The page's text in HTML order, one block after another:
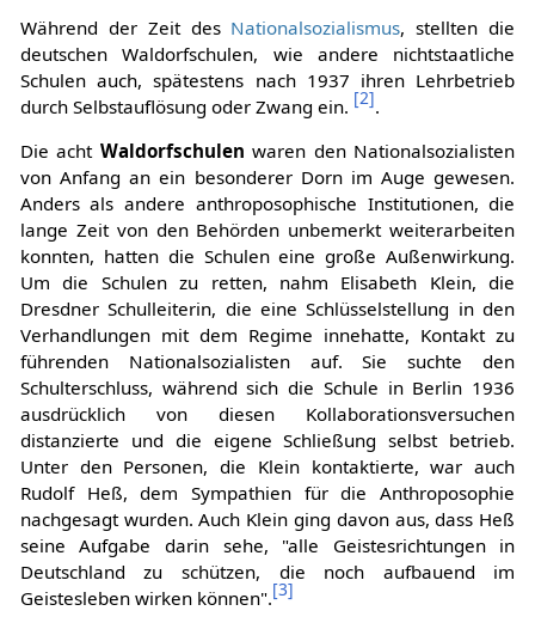
Während der Zeit des Nationalsozialismus, stellten die
deutschen Waldorfschulen, wie andere nichtstaatliche
Schulen auch, spätestens nach 1937 ihren Lehrbetrieb
durch Selbstauflösung oder Zwang ein. [2].
Die acht Waldorfschulen waren den Nationalsozialisten
von Anfang an ein besonderer Dorn im Auge gewesen.
Anders als andere anthroposophische Institutionen, die
lange Zeit von den Behörden unbemerkt weiterarbeiten
konnten, hatten die Schulen eine große Außenwirkung.
Um die Schulen zu retten, nahm Elisabeth Klein, die
Dresdner Schulleiterin, die eine Schlüsselstellung in den
Verhandlungen mit dem Regime innehatte, Kontakt zu
führenden Nationalsozialisten auf. Sie suchte den
Schulterschluss, während sich die Schule in Berlin 1936
ausdrücklich von diesen Kollaborationsversuchen
distanzierte und die eigene Schließung selbst betrieb.
Unter den Personen, die Klein kontaktierte, war auch
Rudolf Heß, dem Sympathien für die Anthroposophie
nachgesagt wurden. Auch Klein ging davon aus, dass Heß
seine Aufgabe darin sehe, "alle Geistesrichtungen in
Deutschland zu schützen, die noch aufbauend im
Geistesleben wirken können".[3]